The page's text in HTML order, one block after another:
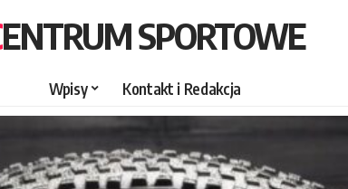
CENTRUM SPORTOWE
Wpisy Kontakt i Redakcja